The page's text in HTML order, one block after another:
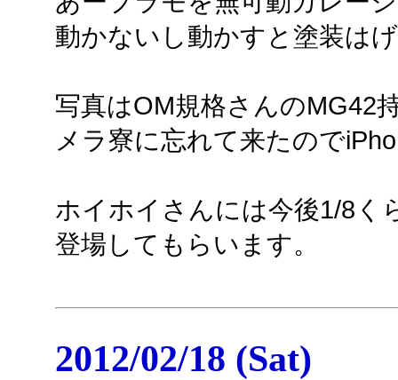
動かないし動かすと塗装は
写真はOM規格さんのMG42
メラ寮に忘れて来たので
ホイホイさんには今後1/8く
登場してもらいます。
2012/02/18 (Sat)